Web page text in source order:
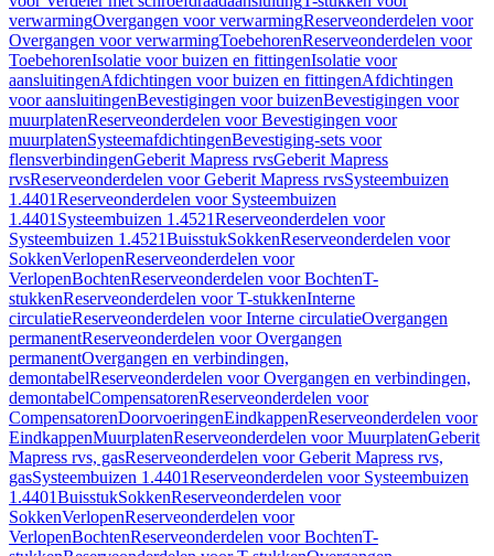
verwarmingOvergangen voor verwarmingReserveonderdelen voor
Overgangen voor verwarmingToebehorenReserveonderdelen voor
ToebehorenIsolatie voor buizen en fittingenIsolatie voor
aansluitingenAfdichtingen voor buizen en fittingenAfdichtingen
voor aansluitingenBevestigingen voor buizenBevestigingen voor
muurplatenReserveonderdelen voor Bevestigingen voor
muurplatenSysteemafdichtingenBevestiging-sets voor
flensverbindingenGeberit Mapress rvsGeberit Mapress
rvsReserveonderdelen voor Geberit Mapress rvsSysteembuizen
1.4401Reserveonderdelen voor Systeembuizen
1.4401 Systeembuizen 1.4521Reserveonderdelen voor
Systeembuizen 1.4521BuisstukSokkenReserveonderdelen voor
SokkenVerlopenReserveonderdelen voor
VerlopenBochtenReserveonderdelen voor BochtenT-
stukkenReserveonderdelen voor T-stukkenInterne
circulatieReserveonderdelen voor Interne circulatieOvergangen
permanentReserveonderdelen voor Overgangen
permanentOvergangen en verbindingen,
demontabelReserveonderdelen voor Overgangen en verbindingen,
demontabelCompensatorenReserveonderdelen voor
CompensatorenDoorvoeringenEindkappenReserveonderdelen voor
EindkappenMuurplatenReserveonderdelen voor MuurplatenGeberit
Mapress rvs, gasReserveonderdelen voor Geberit Mapress rvs,
gasSysteembuizen 1.4401Reserveonderdelen voor Systeembuizen
1.4401BuisstukSokkenReserveonderdelen voor
SokkenVerlopenReserveonderdelen voor
VerlopenBochtenReserveonderdelen voor BochtenT-